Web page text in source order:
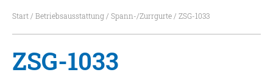
Start/ Betriebsausstattung/ Spann-/Zurrgurte/ ZSG-1033
ZSG-1033